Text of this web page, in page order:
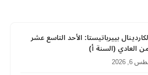
بييرباتيستا: الأحد التاسع عشر
العادي (السنة أ)
2026